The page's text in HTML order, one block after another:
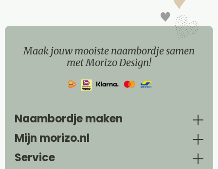
Maak jouw mooiste naambordje samen
met Morizo Design!
Naambordje maken
Mijn morizo.nl
Service